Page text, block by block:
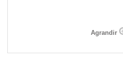
Agrandir